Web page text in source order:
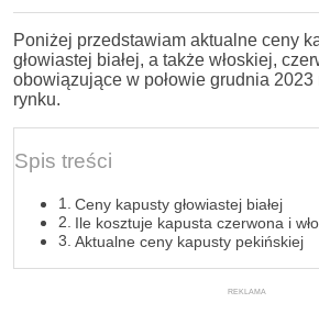
Poniżej przedstawiam aktualne ceny
głowiastej białej, a także włoskiej,
obowiązujące w połowie grudnia 2023
rynku.
Spis treści
Ceny kapusty głowiastej białej
Ile kosztuje kapusta czerwona i
Aktualne ceny kapusty pekińskiej
REKLAMA